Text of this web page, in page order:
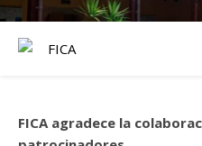
FICA agradece la